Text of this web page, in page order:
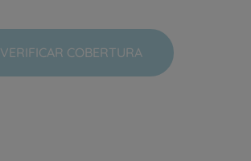
VERIFICAR COBERTURA